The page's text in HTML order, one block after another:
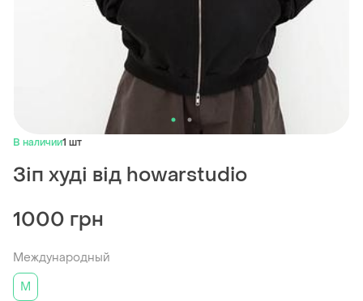
В наличии1 шт
Зіп худі від howarstudio
1000 грн
Международный
M